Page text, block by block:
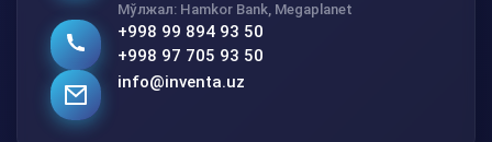
Мўлжал: Hamkor Bank, Megaplanet
+998 99 894 93 50
+998 97 705 93 50
info@inventa.uz